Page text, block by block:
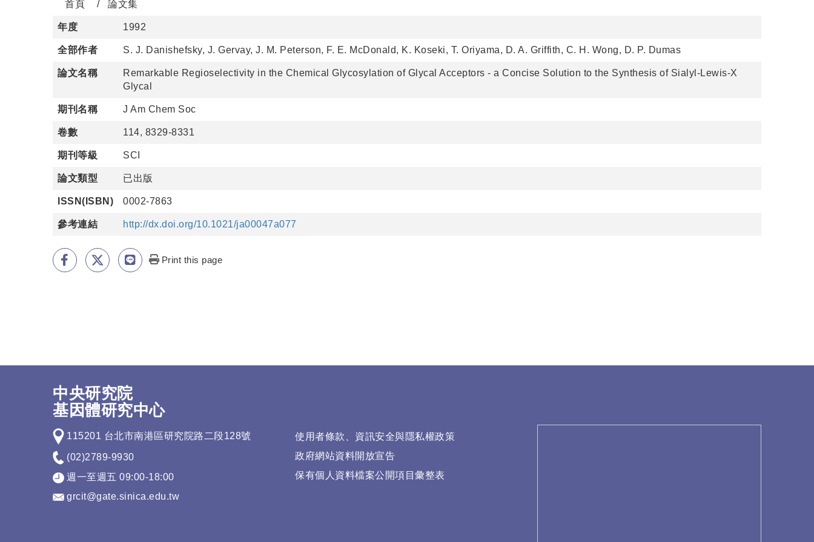
首頁 論文集
年度 1992
全部作者 S. J. Danishefsky, J. Gervay, J. M. Peterson, F. E. McDonald, K. Koseki, T. Oriyama, D. A. Griffith, C. H. Wong, D. P. Dumas
論文名稱
Remarkable Regioselectivity in the Chemical Glycosylation of Glycal Acceptors - a Concise Solution to the Synthesis of Sialyl-Lewis-X
Glycal
期刊名稱 J Am Chem Soc
卷數 114, 8329-8331
期刊等級 SCI
論文類型 已出版
ISSN(ISBN) 0002-7863
參考連結 http://dx.doi.org/10.1021/ja00047a077
Print this page
中央研究院
基因體研究中心
115201 台北市南港區研究院路二段128號
(02)2789-9930
週一至週五 09:00-18:00
grcit@gate.sinica.edu.tw
使用者條款、資訊安全與隱私權政策
政府網站資料開放宣告
保有個人資料檔案公開項目彙整表